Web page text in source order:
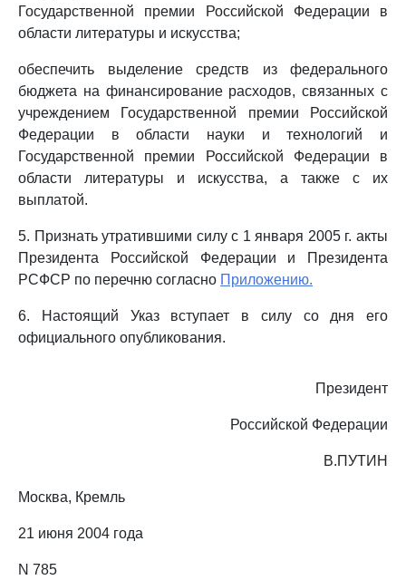
Государственной премии Российской Федерации в
области литературы и искусства;
обеспечить выделение средств из федерального
бюджета на финансирование расходов, связанных с
учреждением Государственной премии Российской
Федерации в области науки и технологий и
Государственной премии Российской Федерации в
области литературы и искусства, а также с их
выплатой.
5. Признать утратившими силу с 1 января 2005 г. акты
Президента Российской Федерации и Президента
РСФСР по перечню согласно Приложению.
6. Настоящий Указ вступает в силу со дня его
официального опубликования.
Президент
Российской Федерации
В.ПУТИН
Москва, Кремль
21 июня 2004 года
N 785